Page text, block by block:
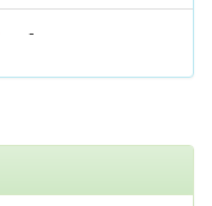
-